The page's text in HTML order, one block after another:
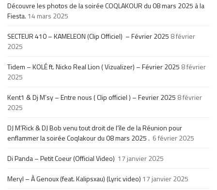
Découvre les photos de la soirée COQLAKOUR du 08 mars 2025 à la
Fiesta. 14 mars 2025
SECTEUR 410 – KAMELEON (Clip Officiel) – Février 2025 8 février
2025
Tidem – KOLÉ ft. Nicko Real Lion ( Vizualizer) – Février 2025 8 février
2025
Kent1 & Dj M’sy – Entre nous ( Clip officiel ) – Fevrier 2025 8 février
2025
DJ M’Rick & DJ Bob venu tout droit de l’île de la Réunion pour
enflammer la soirée Coqlakour du 08 mars 2025 . 6 février 2025
Di Panda – Petit Coeur (Official Video) 17 janvier 2025
Meryl – À Genoux (feat. Kalipsxau) (Lyric video) 17 janvier 2025